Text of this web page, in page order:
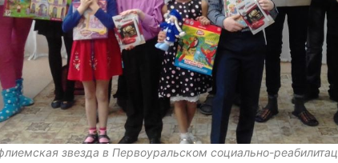
звезда в Первоуральском социально-